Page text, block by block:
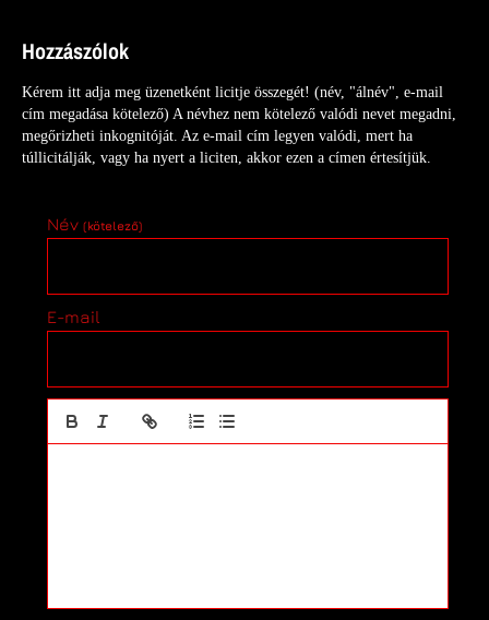
Hozzászólok
Kérem itt adja meg üzenetként licitje összegét! (név, "álnév", e-mail
cím megadása kötelező) A névhez nem kötelező valódi nevet megadni,
megőrizheti inkognitóját. Az e-mail cím legyen valódi, mert ha
túllicitálják, vagy ha nyert a liciten, akkor ezen a címen értesítjük.
Név (kötelező)
E-mail